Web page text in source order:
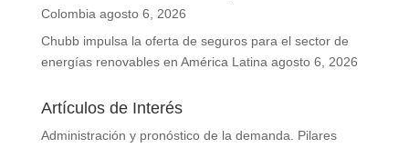
Colombia agosto 6, 2026
Chubb impulsa la oferta de seguros para el sector de
energías renovables en América Latina agosto 6, 2026
Artículos de Interés
Administración y pronóstico de la demanda. Pilares